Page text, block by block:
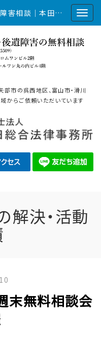
富山の弁護士による交通事故・後遺障害相談｜本田総合法律事務所
部市の呉西地区、富山市・滑川
からご依頼いただいています
解決・活動
末無料相談会